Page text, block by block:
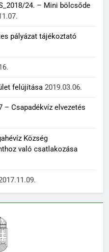
24. – Mini bölcsőde
pályázat tájékoztató
felújítása 2019.03.06.
– Csapadékvíz elvezetés
Község
való csatlakozása